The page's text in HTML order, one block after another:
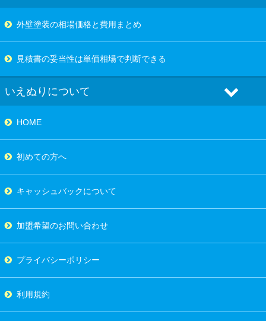
外壁塗装の相場価格と費用まとめ
見積書の妥当性は単価相場で判断できる
いえぬりについて
HOME
初めての方へ
キャッシュバックについて
加盟希望のお問い合わせ
プライバシーポリシー
利用規約